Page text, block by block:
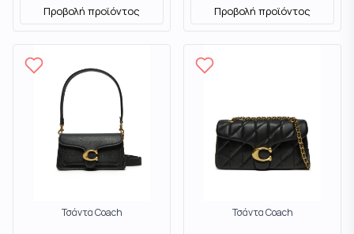
Προβολή προϊόντος Προβολή προϊόντος
Τσάντα Coach Τσάντα Coach